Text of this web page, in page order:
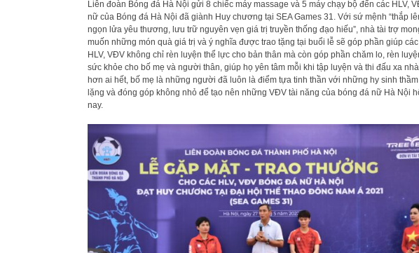
Liên đoàn Bóng đá Hà Nội gửi 8 chiếc máy massage và 5 máy chạy bộ đến các HLV,
nữ của Bóng đá Hà Nội đã giành Huy chương tại SEA Games 31. Với sứ mệnh “thắp
ngọn lửa yêu thương, lưu trữ nguyên vẹn giá trị truyền thống đạo hiếu”, nhà tài trợ
muốn những món quà giá trị và ý nghĩa được trao tặng tại buổi lễ sẽ góp phần giúp các
HLV, VĐV không chỉ rèn luyện thể lực cho bản thân mà còn góp phần chăm lo, rèn
sức khỏe cho bố mẹ và người thân, giúp họ yên tâm mỗi khi tập luyện và thi đấu xa
hơn ai hết, bố mẹ là những người đã luôn là điểm tựa tinh thần với những hy sinh thầm
lặng và đóng góp không nhỏ để tạo nên những VĐV tài năng của bóng đá nữ Hà Nội
nay.